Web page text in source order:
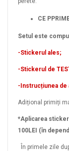
CE
Setul este
-Stickerul ales;
-Stickerul de
-Instrucțiunea de
Adițional primiți
*Aplicarea
100LEI (în
În primele zile